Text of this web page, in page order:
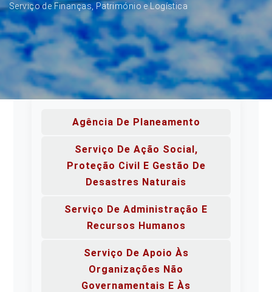
Serviço de Finanças, Património e Logística
Agência De Planeamento
Serviço De Ação Social,
Proteção Civil E Gestão De
Desastres Naturais
Serviço De Administração E
Recursos Humanos
Serviço De Apoio Às
Organizações Não
Governamentais E Às